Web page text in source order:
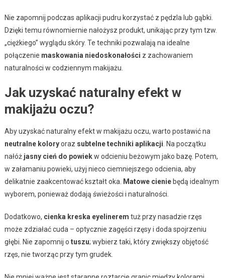
Nie zapomnij podczas aplikacji pudru korzystać z pędzla lub gąbki.
Dzięki temu równomiernie nałożysz produkt, unikając przy tym tzw.
„ciężkiego” wyglądu skóry. Te techniki pozwalają na idealne
połączenie maskowania niedoskonałości z zachowaniem
naturalności w codziennym makijażu.
Jak uzyskać naturalny efekt w
makijażu oczu?
Aby uzyskać naturalny efekt w makijażu oczu, warto postawić na
neutralne koloryoraz subtelne techniki aplikacji . Na początku
nałóż jasny cień do powiekw odcieniu beżowym jako bazę. Potem,
w załamaniu powieki, użyj nieco ciemniejszego odcienia, aby
delikatnie zaakcentować kształt oka.
Matowe cieniebędą idealnym
wyborem, ponieważ dodają świeżości i naturalności.
Dodatkowo, cienka kreska eyelinerem tuż przy nasadzie rzęs
może zdziałać cuda – optycznie zagęści rzęsy i doda spojrzeniu
głębi. Nie zapomnij o tuszu; wybierz taki, który zwiększy objętość
rzęs, nie tworząc przy tym grudek.